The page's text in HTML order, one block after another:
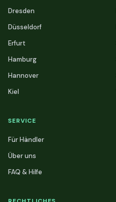
Dresden
Düsseldorf
Erfurt
Hamburg
Hannover
Kiel
SERVICE
Für Händler
Über uns
FAQ & Hilfe